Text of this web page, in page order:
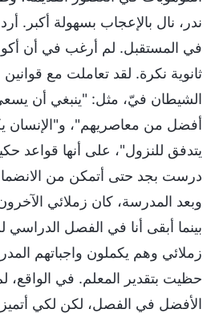
ندر، نال بالإعجاب بسهولة أكبر.
في المستقبل. لم أرغب في أن
ثانوية نكرة. لقد تعاملت مع قوانين
الشيطان فيّ، مثل: "ينبغي أن يسعى
أفضل من معاصريهم"، و"الإنسان
يتدفق للنزول"، على أنها قواعد
درست بجد حتى أتمكن من
وبعد المدرسة، كان زملائي
بينما أبقى أنا في الفصل
زملائي وهم يكملون واجباتهم
حظيت بتقدير المعلم. في
الأفضل في الفصل، لكن لكي